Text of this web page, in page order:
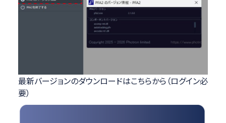
最新バージョンのダウンロードはこちらから（ログイン必
要）